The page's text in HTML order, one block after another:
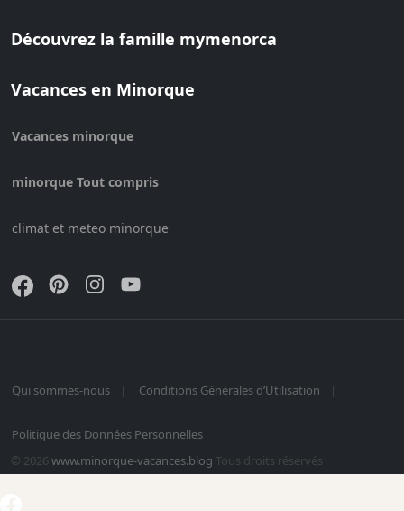
Découvrez la famille mymenorca
Vacances en Minorque
Vacances minorque
minorque Tout compris
climat et meteo minorque
Qui sommes-nous Conditions Générales d’Utilisation
Politique des Données Personnelles
© 2026www.minorque-vacances.blog Tous droits réservés